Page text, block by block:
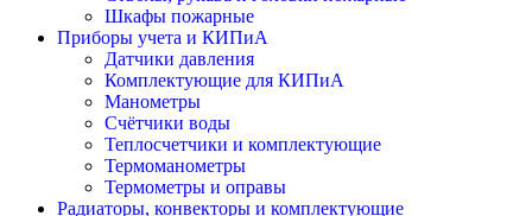
Шкафы пожарные
Приборы учета и КИПиА
Датчики давления
Комплектующие для КИПиА
Манометры
Счётчики воды
Теплосчетчики и комплектующие
Термоманометры
Термометры и оправы
Радиаторы, конвекторы и комплектующие